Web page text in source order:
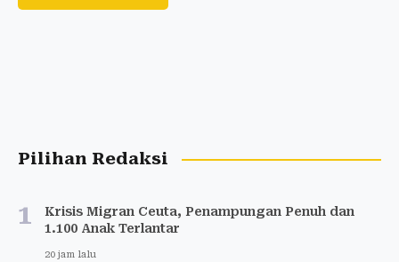
Pilihan Redaksi
1
Krisis Migran Ceuta, Penampungan Penuh dan
1.100 Anak Terlantar
20 jam lalu